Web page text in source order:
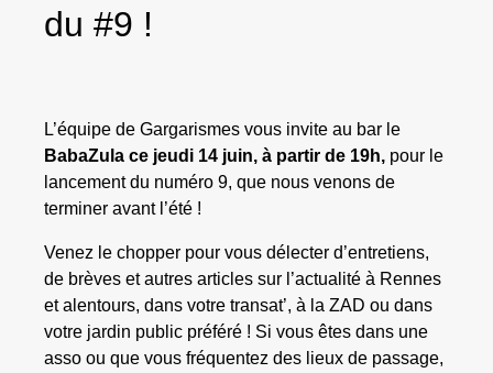
du #9 !
L’équipe de Gargarismes vous invite au bar le
BabaZula ce jeudi 14 juin, à partir de 19h, pour le
lancement du numéro 9, que nous venons de
terminer avant l’été !
Venez le chopper pour vous délecter d’entretiens,
de brèves et autres articles sur l’actualité à Rennes
et alentours, dans votre transat’, à la ZAD ou dans
votre jardin public préféré ! Si vous êtes dans une
asso ou que vous fréquentez des lieux de passage,